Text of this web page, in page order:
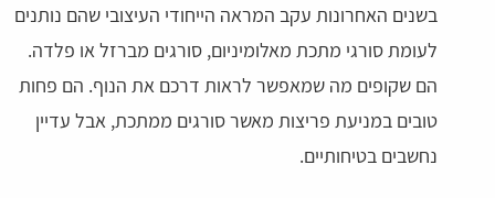
בשנים האחרונות עקב המראה הייחודי העיצובי שהם נותנים
לעומת סורגי מתכת מאלומיניום, סורגים מברזל או פלדה.
הם שקופים מה שמאפשר לראות דרכם את הנוף. הם פחות
טובים במניעת פריצות מאשר סורגים ממתכת, אבל עדיין
נחשבים בטיחותיים.